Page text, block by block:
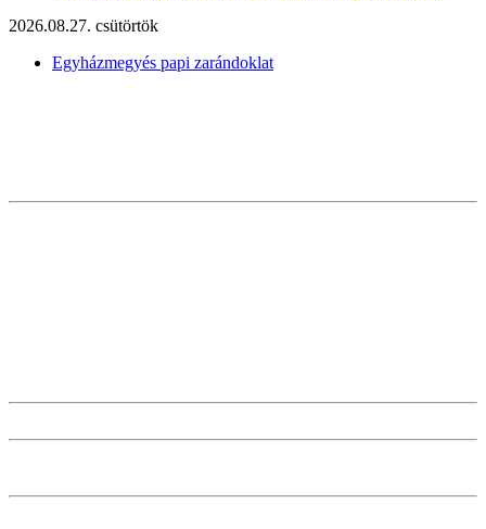
2026.08.27. csütörtök
Egyházmegyés papi zarándoklat